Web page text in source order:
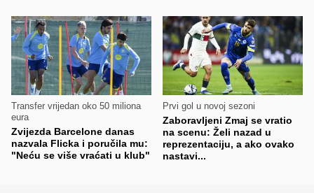
Transfer vrijedan oko 50 miliona
eura
Zvijezda Barcelone danas
nazvala Flicka i poručila mu:
"Neću se više vraćati u klub"
Prvi gol u novoj sezoni
Zaboravljeni Zmaj se vratio
na scenu: Želi nazad u
reprezentaciju, a ako ovako
nastavi...